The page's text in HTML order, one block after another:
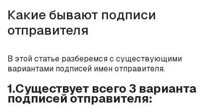
Какие бывают подписи
отправителя
В этой статье разберемся с существующими
вариантами подписей имен отправителя.
1.Существует всего 3 варианта
подписей отправителя: